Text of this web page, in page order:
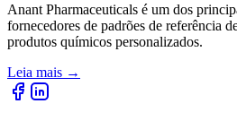
Anant Pharmaceuticals é um dos
fornecedores de padrões de referência
produtos químicos personalizados.
Leia mais →